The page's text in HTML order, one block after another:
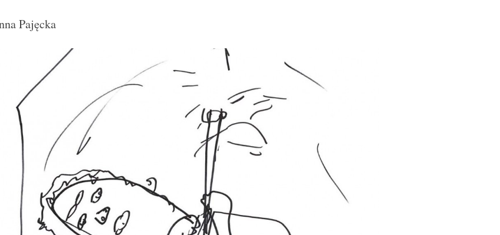
Pajęcka